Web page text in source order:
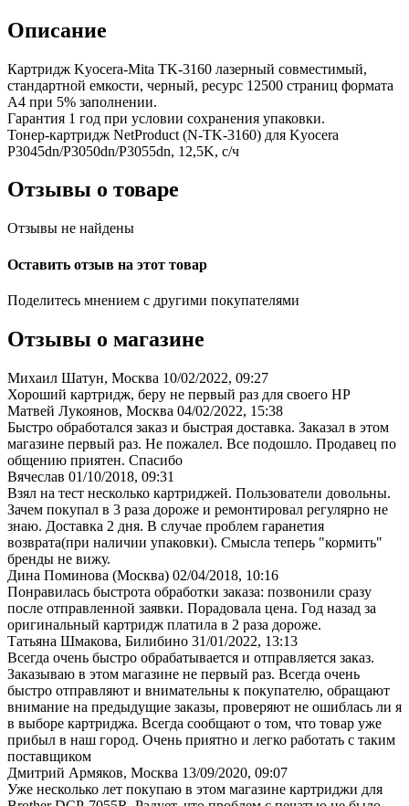
Описание
Картридж Kyocera-Mita TK-3160 лазерный совместимый,
стандартной емкости, черный, ресурс 12500 страниц формата
А4 при 5% заполнении.
Гарантия 1 год при условии сохранения упаковки.
Тонер-картридж NetProduct (N-TK-3160) для Kyocera
P3045dn/P3050dn/P3055dn, 12,5K, с/ч
Отзывы о товаре
Отзывы не найдены
Оставить отзыв на этот товар
Поделитесь мнением с другими покупателями
Отзывы о магазине
Михаил Шатун, Москва 10/02/2022, 09:27
Хороший картридж, беру не первый раз для своего НР
Матвей Лукоянов, Москва 04/02/2022, 15:38
Быстро обработался заказ и быстрая доставка. Заказал в этом
магазине первый раз. Не пожалел. Все подошло. Продавец по
общению приятен. Спасибо
Вячеслав 01/10/2018, 09:31
Взял на тест несколько картриджей. Пользователи довольны.
Зачем покупал в 3 раза дороже и ремонтировал регулярно не
знаю. Доставка 2 дня. В случае проблем гаранетия
возврата(при наличии упаковки). Смысла теперь "кормить"
бренды не вижу.
Дина Поминова (Москва) 02/04/2018, 10:16
Понравилась быстрота обработки заказа: позвонили сразу
после отправленной заявки. Порадовала цена. Год назад за
оригинальный картридж платила в 2 раза дороже.
Татьяна Шмакова, Билибино 31/01/2022, 13:13
Всегда очень быстро обрабатывается и отправляется заказ.
Заказываю в этом магазине не первый раз. Всегда очень
быстро отправляют и внимательны к покупателю, обращают
внимание на предыдущие заказы, проверяют не ошиблась ли я
в выборе картриджа. Всегда сообщают о том, что товар уже
прибыл в наш город. Очень приятно и легко работать с таким
поставщиком
Дмитрий Армяков, Москва 13/09/2020, 09:07
Уже несколько лет покупаю в этом магазине картриджи для